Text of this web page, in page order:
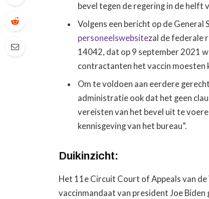
bevel tegen de regering in de helft
Volgens een bericht op de General
personeelswebsitezal de federale
14042, dat op 9 september 2021
contractanten het vaccin moesten
Om te voldoen aan eerdere
administratie ook dat het geen
vereisten van het bevel uit te
kennisgeving van het bureau”.
Duikinzicht:
Het 11e Circuit Court of Appeals van
vaccinmandaat van president Joe